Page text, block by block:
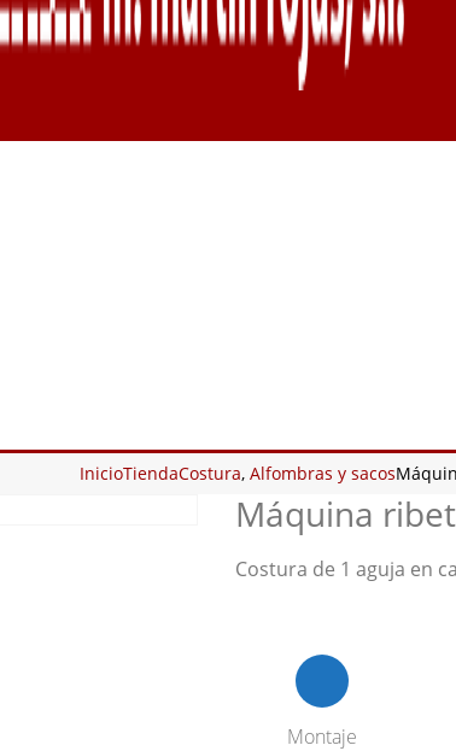
InicioTiendaCostura, Alfombras y sacos
Máquina
Costura de 1 aguja en
Montaje